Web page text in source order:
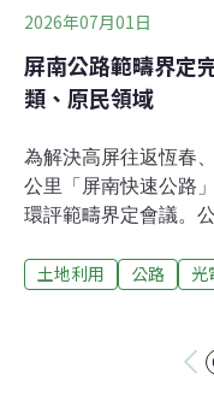
育軸帶」，關注物種
月底，南科沙崙開發
2026年07月01日
屏南公路範疇界定
類、原民領域
為解決高屏往返恆春
公里「屏南快速公路
環評範疇界定會議。
於路線途經光電案場
發交通部公路局在屏
土地利用 公路 光